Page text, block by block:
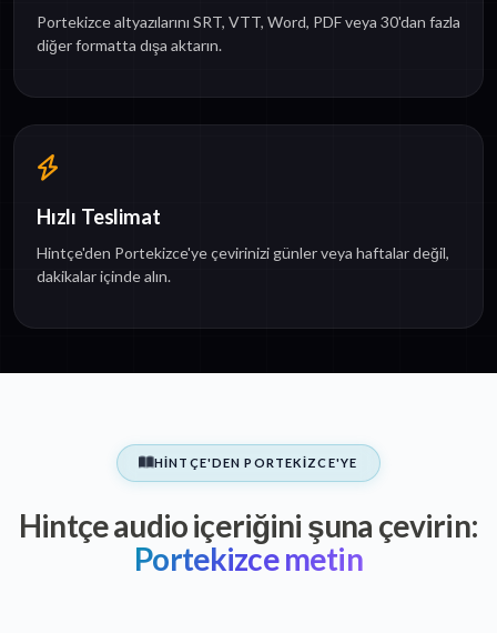
Portekizce altyazılarını SRT, VTT, Word, PDF veya 30'dan fazla
diğer formatta dışa aktarın.
Hızlı Teslimat
Hintçe'den Portekizce'ye çevirinizi günler veya haftalar değil,
dakikalar içinde alın.
HINTÇE'DEN PORTEKIZCE'YE
Hintçe audio içeriğini şuna çevirin:
Portekizce metin